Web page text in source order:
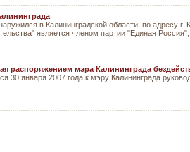
в Калининградской области, по
является членом партии "Единая
распоряжением мэра Калининграда
30 января 2007 года к мэру Калининграда